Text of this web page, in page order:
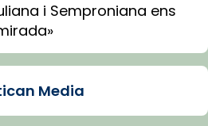
i Semproniana ens
bisbe de Tortosa, ha
Media